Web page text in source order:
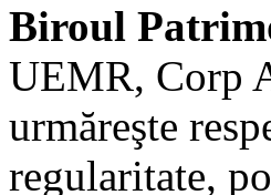
Biroul
UEMR, Corp
urmăreşte
regularitate,